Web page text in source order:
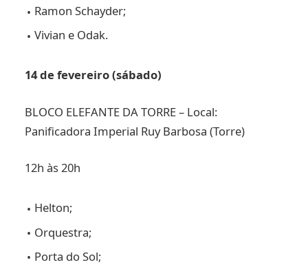
Ramon Schayder;
Vivian e Odak.
14 de fevereiro (sábado)
BLOCO ELEFANTE DA TORRE – Local:
Panificadora Imperial Ruy Barbosa (Torre)
12h às 20h
Helton;
Orquestra;
Porta do Sol;